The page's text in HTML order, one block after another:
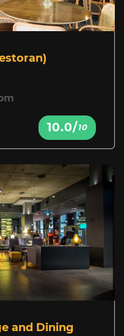
10.0/10
and Dining